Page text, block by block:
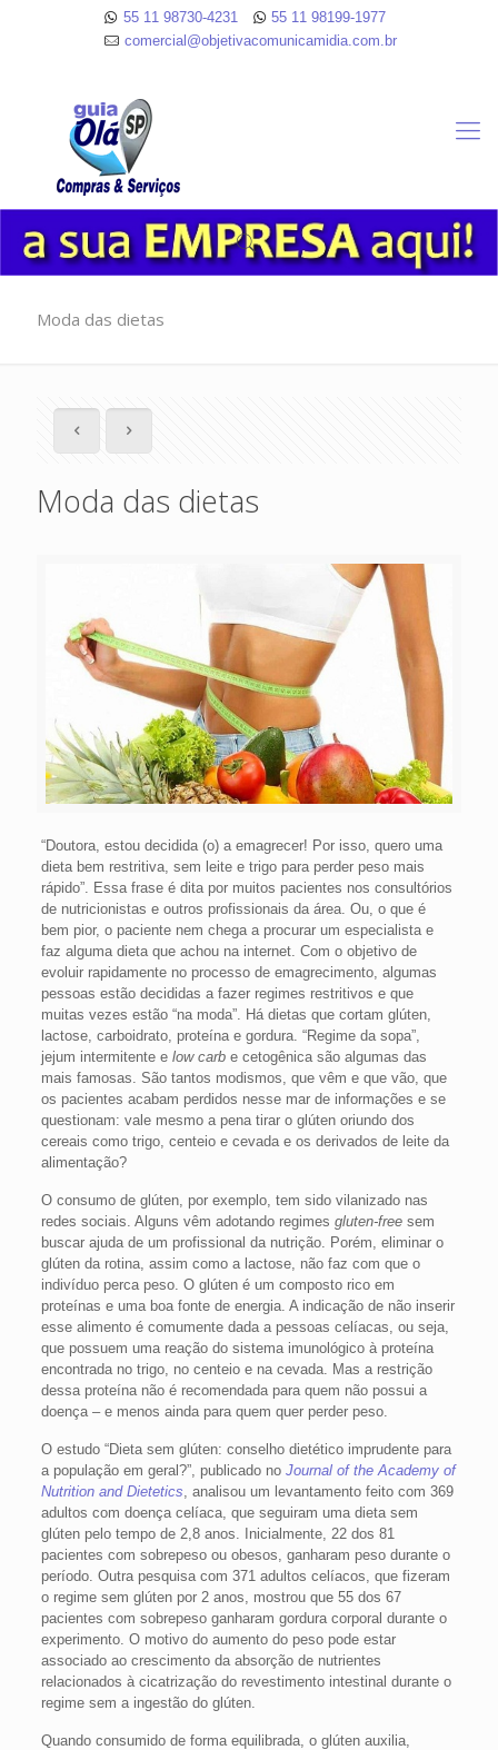
55 11 98730-4231
55 11 98199-1977
comercial@objetivacomunicamidia.com.br
Moda das dietas
Moda das dietas
“Doutora, estou decidida (o) a emagrecer! Por isso, quero uma
dieta bem restritiva, sem leite e trigo para perder peso mais
rápido”. Essa frase é dita por muitos pacientes nos consultórios
de nutricionistas e outros profissionais da área. Ou, o que é
bem pior, o paciente nem chega a procurar um especialista e
faz alguma dieta que achou na internet. Com o objetivo de
evoluir rapidamente no processo de emagrecimento, algumas
pessoas estão decididas a fazer regimes restritivos e que
muitas vezes estão “na moda”. Há dietas que cortam glúten,
lactose, carboidrato, proteína e gordura. “Regime da sopa”,
jejum intermitente e low carbe cetogênica são algumas das
mais famosas. São tantos modismos, que vêm e que vão, que
os pacientes acabam perdidos nesse mar de informações e se
questionam: vale mesmo a pena tirar o glúten oriundo dos
cereais como trigo, centeio e cevada e os derivados de leite da
alimentação?
O consumo de glúten, por exemplo, tem sido vilanizado nas
redes sociais. Alguns vêm adotando regimes gluten-freesem
buscar ajuda de um profissional da nutrição. Porém, eliminar o
glúten da rotina, assim como a lactose, não faz com que o
indivíduo perca peso. O glúten é um composto rico em
proteínas e uma boa fonte de energia. A indicação de não inserir
esse alimento é comumente dada a pessoas celíacas, ou seja,
que possuem uma reação do sistema imunológico à proteína
encontrada no trigo, no centeio e na cevada. Mas a restrição
dessa proteína não é recomendada para quem não possui a
doença – e menos ainda para quem quer perder peso.
O estudo “Dieta sem glúten: conselho dietético imprudente para
a população em geral?”, publicado no Journal of the Academy of
Nutrition and Dietetics , analisou um levantamento feito com 369
adultos com doença celíaca, que seguiram uma dieta sem
glúten pelo tempo de 2,8 anos. Inicialmente, 22 dos 81
pacientes com sobrepeso ou obesos, ganharam peso durante o
período. Outra pesquisa com 371 adultos celíacos, que fizeram
o regime sem glúten por 2 anos, mostrou que 55 dos 67
pacientes com sobrepeso ganharam gordura corporal durante o
experimento. O motivo do aumento do peso pode estar
associado ao crescimento da absorção de nutrientes
relacionados à cicatrização do revestimento intestinal durante o
regime sem a ingestão do glúten.
Quando consumido de forma equilibrada, o glúten auxilia,